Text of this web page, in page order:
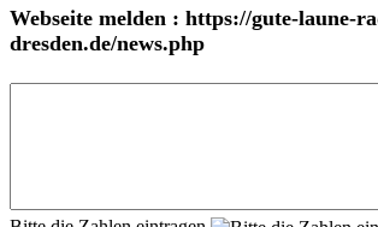
Webseite melden : https://gute-laune-
dresden.de/news.php